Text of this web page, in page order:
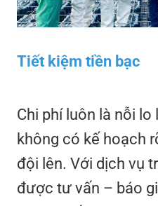
Tiết kiệm tiền bạc
Chi phí luôn là nỗi lo
không có kế hoạch
đội lên. Với dịch vụ
được tư vấn – báo